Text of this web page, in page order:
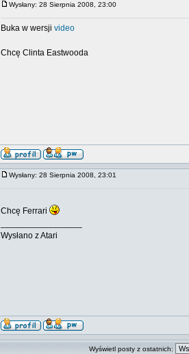
Wysłany: 28 Sierpnia 2008, 23:00
Buka w wersji video
Chcę Clinta Eastwooda
Wysłany: 28 Sierpnia 2008, 23:01
Chcę Ferrari
Wysłano z Atari
Wyświetl posty z ostatnich: